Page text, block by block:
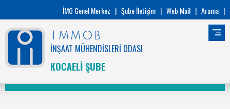
İMO Genel Merkez | Şube İletişim | Web Mail | Arama |
TMMOB
İNŞAAT MÜHENDİSLERİ ODASI
KOCAELİ ŞUBE